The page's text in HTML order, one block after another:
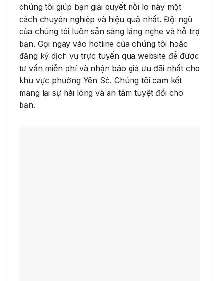
chúng tôi giúp bạn giải quyết nỗi lo này một
cách chuyên nghiệp và hiệu quả nhất. Đội ngũ
của chúng tôi luôn sẵn sàng lắng nghe và hỗ trợ
bạn. Gọi ngay vào hotline của chúng tôi hoặc
đăng ký dịch vụ trực tuyến qua website để được
tư vấn miễn phí và nhận báo giá ưu đãi nhất cho
khu vực phường Yên Sở. Chúng tôi cam kết
mang lại sự hài lòng và an tâm tuyệt đối cho
bạn.